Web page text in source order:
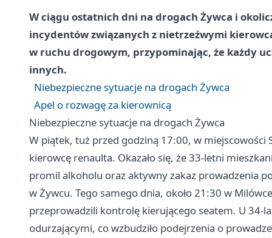
W ciągu ostatnich dni na drogach Żywca i
incydentów związanych z nietrzeźwymi
w ruchu drogowym, przypominając, że każdy
innych.
Niebezpieczne sytuacje na drogach Żywca
Apel o rozwagę za kierownicą
Niebezpieczne sytuacje na drogach Żywca
W piątek, tuż przed godziną 17:00, w miejscowości
kierowcę renaulta. Okazało się, że 33-letni
promil alkoholu oraz aktywny zakaz prowadzenia
w Żywcu. Tego samego dnia, około 21:30 w
przeprowadzili kontrolę kierującego seatem. U 34-
odurzającymi, co wzbudziło podejrzenia o